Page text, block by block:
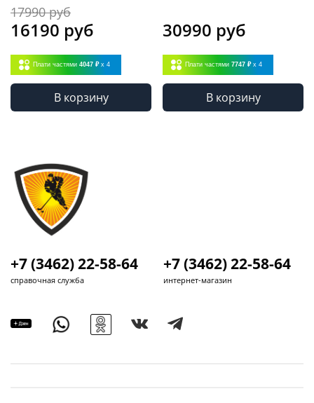
17990 руб
16190 руб
Плати частями 4047 ₽ x 4
В корзину
30990 руб
Плати частями 7747 ₽ x 4
В корзину
+7 (3462) 22-58-64
справочная служба
+7 (3462) 22-58-64
интернет-магазин